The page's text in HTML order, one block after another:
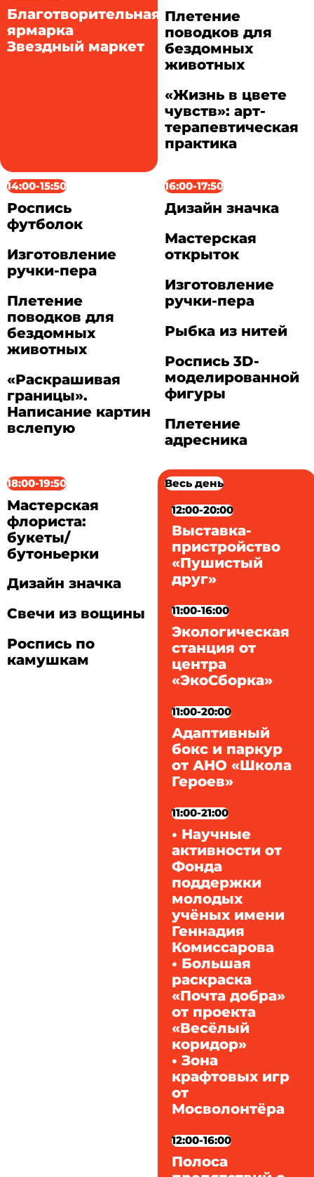
Благотворительная
ярмарка
Звездный маркет
Плетение
поводков для
бездомных
животных
«Жизнь в цвете
чувств»: арт-
терапевтическая
практика
14:00-15:50
Роспись
футболок
Изготовление
ручки-пера
Плетение
поводков для
бездомных
животных
«Раскрашивая
границы».
Написание картин
вслепую
16:00-17:50
Дизайн значка
Мастерская
открыток
Изготовление
ручки-пера
Рыбка из нитей
Роспись 3D-
моделированной
фигуры
Плетение
адресника
18:00-19:50
Мастерская
флориста:
букеты/
бутоньерки
Дизайн значка
Свечи из вощины
Роспись по
камушкам
Весь день
12:00-20:00
Выставка-
пристройство
«Пушистый
друг»
11:00-16:00
Экологическая
станция от
центра
«ЭкоСборка»
11:00-20:00
Адаптивный
бокс и паркур
от АНО «Школа
Героев»
11:00-21:00
• Научные
активности от
Фонда
поддержки
молодых
учёных имени
Геннадия
Комиссарова
• Большая
раскраска
«Почта добра»
от проекта
«Весёлый
коридор»
• Зона
крафтовых игр
от
Мосволонтёра
12:00-16:00
Полоса